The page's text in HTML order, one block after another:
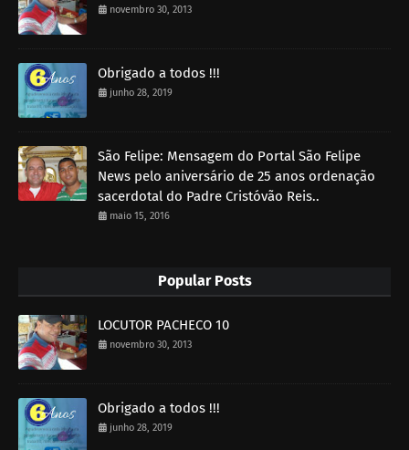
novembro 30, 2013
Obrigado a todos !!!
junho 28, 2019
São Felipe: Mensagem do Portal São Felipe
News pelo aniversário de 25 anos ordenação
sacerdotal do Padre Cristóvão Reis..
maio 15, 2016
Popular Posts
LOCUTOR PACHECO 10
novembro 30, 2013
Obrigado a todos !!!
junho 28, 2019